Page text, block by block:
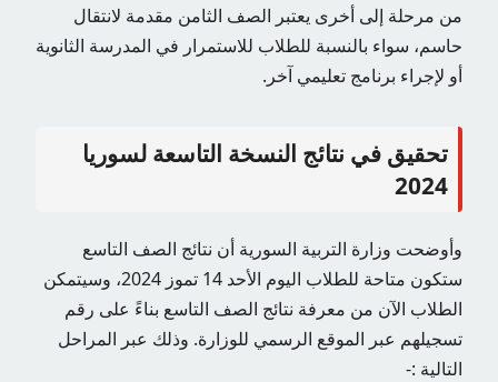
من مرحلة إلى أخرى يعتبر الصف الثامن مقدمة لانتقال
حاسم، سواء بالنسبة للطلاب للاستمرار في المدرسة الثانوية
أو لإجراء برنامج تعليمي آخر.
تحقيق في نتائج النسخة التاسعة لسوريا
2024
وأوضحت وزارة التربية السورية أن نتائج الصف التاسع
ستكون متاحة للطلاب اليوم الأحد 14 تموز 2024، وسيتمكن
الطلاب الآن من معرفة نتائج الصف التاسع بناءً على رقم
تسجيلهم عبر الموقع الرسمي للوزارة. وذلك عبر المراحل
التالية :-